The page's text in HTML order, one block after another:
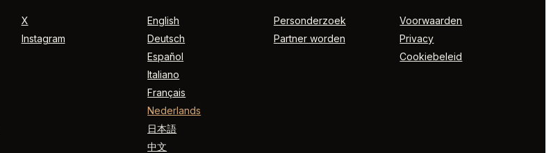
X
Instagram
English
Deutsch
Español
Italiano
Français
Nederlands
日本語
中文
Personderzoek
Partner worden
Voorwaarden
Privacy
Cookiebeleid